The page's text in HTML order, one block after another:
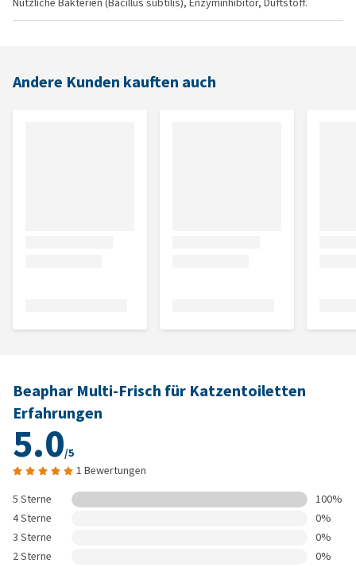
Andere Kunden kauften auch
Beaphar Multi-Frisch für Katzentoiletten
Erfahrungen
5.0/5
1 Bewertungen
5 Sterne
100%
4 Sterne
0%
3 Sterne
0%
2 Sterne
0%